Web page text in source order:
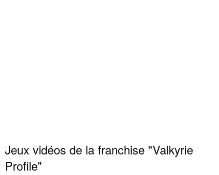
Jeux vidéos de la franchise "Valkyrie
Profile"